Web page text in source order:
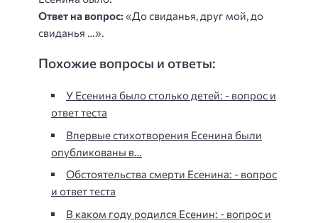
Ответ на вопрос: «До свиданья, друг мой, до
свиданья …».
Похожие вопросы и ответы:
У Есенина было столько детей: - вопрос и
ответ теста
Впервые стихотворения Есенина были
опубликованы в…
Обстоятельства смерти Есенина: - вопрос
и ответ теста
В каком году родился Есенин: - вопрос и